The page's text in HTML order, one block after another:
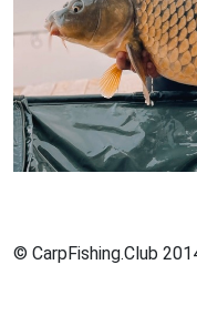
© CarpFishing.Club